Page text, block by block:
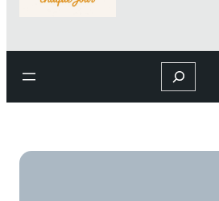
Search